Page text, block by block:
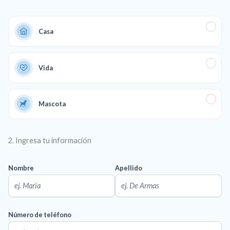
Casa
Vida
Mascota
2. Ingresa tu información
Nombre Apellido
Número de teléfono